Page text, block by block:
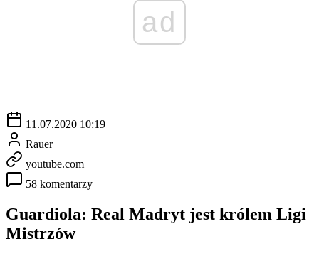
ad
11.07.2020 10:19
Rauer
youtube.com
58 komentarzy
Guardiola: Real Madryt jest królem Ligi
Mistrzów